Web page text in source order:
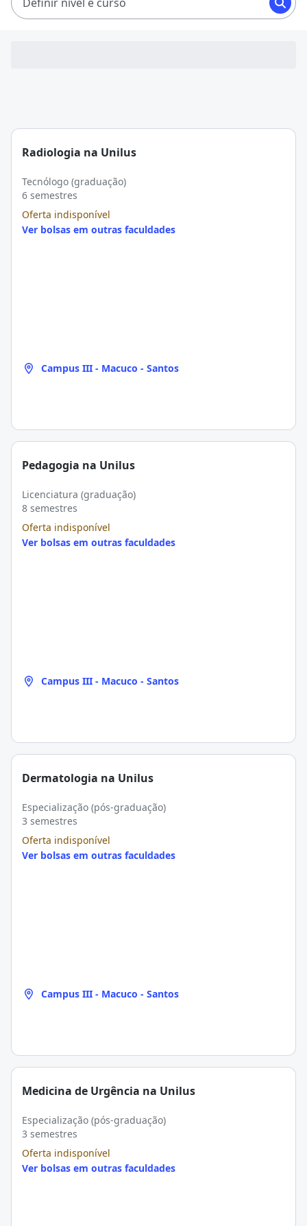
Radiologia na Unilus
Tecnólogo (graduação)
6 semestres
Oferta indisponível
Ver bolsas em outras faculdades
Campus III - Macuco - Santos
Pedagogia na Unilus
Licenciatura (graduação)
8 semestres
Oferta indisponível
Ver bolsas em outras faculdades
Campus III - Macuco - Santos
Dermatologia na Unilus
Especialização (pós-graduação)
3 semestres
Oferta indisponível
Ver bolsas em outras faculdades
Campus III - Macuco - Santos
Medicina de Urgência na Unilus
Especialização (pós-graduação)
3 semestres
Oferta indisponível
Ver bolsas em outras faculdades